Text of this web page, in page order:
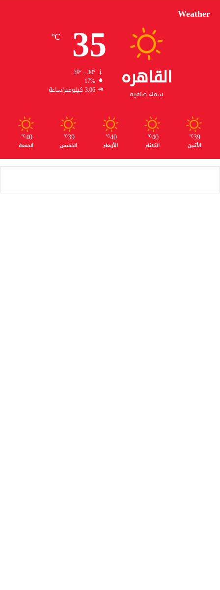
Weather
القاهره
سماء صافية
35
℃
39º - 30º
17%
3.06 كيلومتر/ساعة
39
℃
الأثنين
40
℃
الثلاثاء
40
℃
الأربعاء
39
℃
الخميس
40
℃
الجمعة